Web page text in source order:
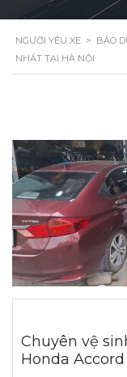
NGƯỜI YÊU XE > BẢO
NHẤT TẠI HÀ NỘI
Chuyên vệ
Honda